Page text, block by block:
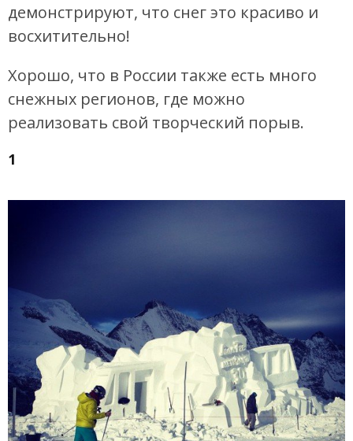
демонстрируют, что снег это красиво и
восхитительно!
Хорошо, что в России также есть много
снежных регионов, где можно
реализовать свой творческий порыв.
1